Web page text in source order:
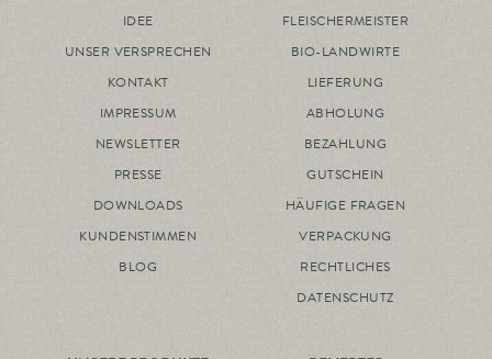
IDEE
UNSER VERSPRECHEN
KONTAKT
IMPRESSUM
NEWSLETTER
PRESSE
DOWNLOADS
KUNDENSTIMMEN
BLOG
FLEISCHERMEISTER
BIO-LANDWIRTE
LIEFERUNG
ABHOLUNG
BEZAHLUNG
GUTSCHEIN
HÄUFIGE FRAGEN
VERPACKUNG
RECHTLICHES
DATENSCHUTZ